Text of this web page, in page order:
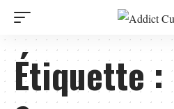
Étiquette :